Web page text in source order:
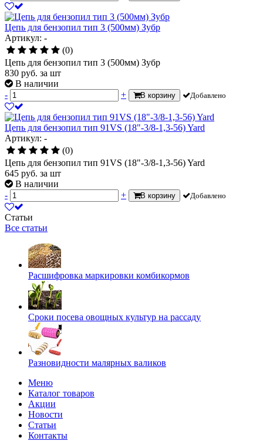
Цепь для бензопил тип 3 (500мм) Зубр
Артикул: -
(0)
Цепь для бензопил тип 3 (500мм) Зубр
830 руб. за шт
В наличии
-
+ В корзину Добавлено
Цепь для бензопил тип 91VS (18"-3/8-1,3-56) Yard
Артикул: -
(0)
Цепь для бензопил тип 91VS (18"-3/8-1,3-56) Yard
645 руб. за шт
В наличии
-
+ В корзину Добавлено
Статьи
Все статьи
Расшифровка маркировки комбикормов
Сроки посева овощных культур на рассаду
Разновидности малярных валиков
Меню
Каталог товаров
Акции
Новости
Статьи
Контакты